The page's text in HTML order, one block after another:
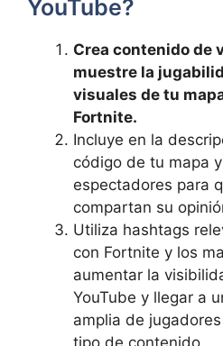
YouTube?
Crea contenido de
muestre la
visuales de tu
Fortnite.
Incluye en la
código de tu mapa
espectadores para
compartan su
Utiliza hashtags
con Fortnite y los
aumentar la
YouTube y llegar a
amplia de
tipo de contenido.